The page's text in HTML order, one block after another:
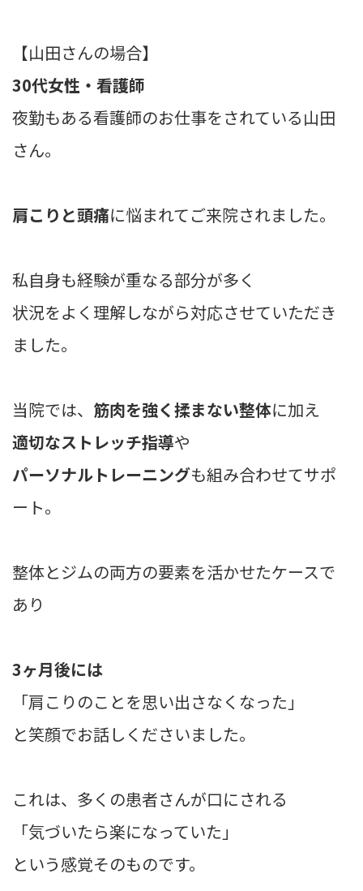
【山田さんの場合】
30代女性・看護師
夜勤もある看護師のお仕事をされている山田
さん。
肩こりと頭痛に悩まれてご来院されました。
私自身も経験が重なる部分が多く
状況をよく理解しながら対応させていただき
ました。
当院では、 筋肉を強く揉まない整体に加え
適切なストレッチ指導や
パーソナルトレーニングも組み合わせてサポ
ート。
整体とジムの両方の要素を活かせたケースで
あり
3ヶ月後には
「肩こりのことを思い出さなくなった」
と笑顔でお話しくださいました。
これは、多くの患者さんが口にされる
「気づいたら楽になっていた」
という感覚そのものです。